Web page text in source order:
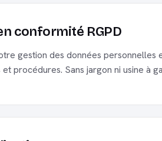
conformité RGPD
gestion des données
et procédures. Sans jargon ni usine à